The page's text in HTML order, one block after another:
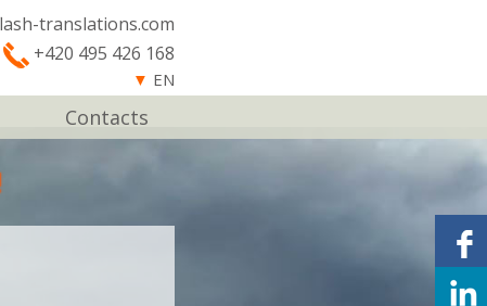
translations.com
+420 495 426 168
▼ EN
Contacts